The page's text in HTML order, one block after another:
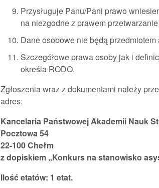
Przysługuje Panu/Pani prawo
na niezgodne z prawem
Dane osobowe nie będą
Szczegółowe prawa osoby jak i
określa RODO.
Zgłoszenia wraz z dokumentami należy
adres:
Kancelaria Państwowej Akademii Nauk
Pocztowa 54
22-100 Chełm
z dopiskiem „Konkurs na stanowisko
Ilość etatów: 1 etat.